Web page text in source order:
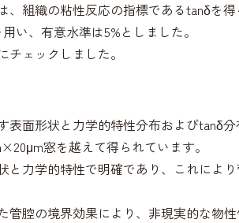
、組織の粘性反応の指標であるtanδを得
い、有意水準は5%としました。
ェックしました。
面形状と力学的特性分布およびtanδ分
窓を越えて得られています。
と力学的特性で明確であり、これによ
腔の境界効果により、非現実的な物性